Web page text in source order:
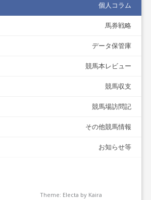
個人コラム
馬券戦略
データ保管庫
競馬本レビュー
競馬収支
競馬場訪問記
その他競馬情報
お知らせ等
Theme: Electa by Kaira